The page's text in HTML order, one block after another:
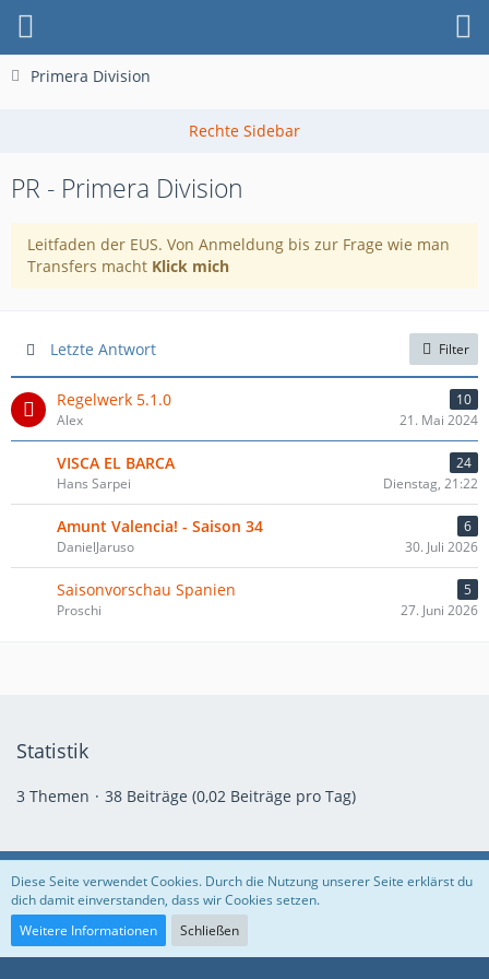
Primera Division
PR - Primera Division
Leitfaden der EUS. Von Anmeldung bis zur Frage wie man
Transfers macht Klick mich
Letzte Antwort Filter
Regelwerk 5.1.0
10
Alex
21. Mai 2024
VISCA EL BARCA
24
Hans Sarpei
Dienstag, 21:22
Amunt Valencia! - Saison 34
6
DanielJaruso
30. Juli 2026
Saisonvorschau Spanien
5
Proschi
27. Juni 2026
Statistik
3 Themen 38 Beiträge (0,02 Beiträge pro Tag)
Datenschutzerklärung Volle EUS Facebook Instagram
Community-Software:
Diese Seite verwendet Cookies. Durch die Nutzung unserer Seite erklärst du
dich damit einverstanden, dass wir Cookies setzen.
Weitere Informationen
Schließen